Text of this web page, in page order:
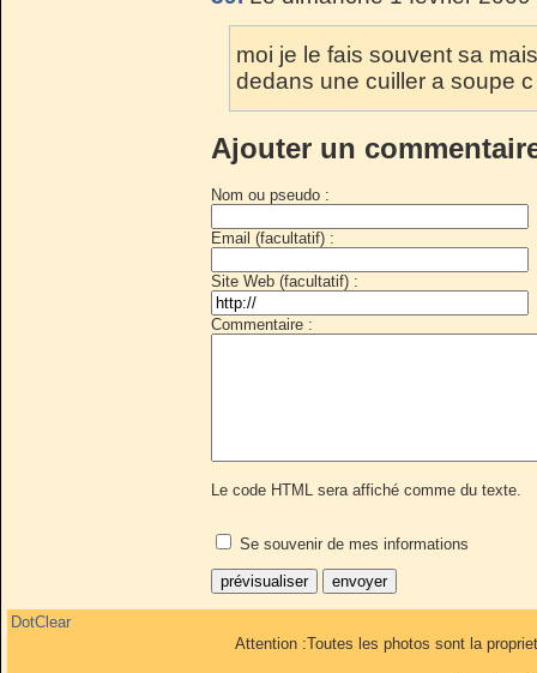
moi je le fais souvent sa
dedans une cuiller a soupe
Ajouter un
Nom ou pseudo :
Email (facultatif) :
Site Web (facultatif) :
Commentaire :
Le code HTML sera affiché comme du texte.
Se souvenir de mes informations
DotClear
Attention :Toutes les photos sont la